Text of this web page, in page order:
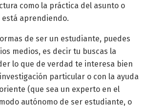
como la práctica del asunto o
aprendiendo.
de ser un estudiante, puedes
medios, es decir tu buscas la
lo que de verdad te interesa bien
particular o con la ayuda
(que sea un experto en el
autónomo de ser estudiante, o